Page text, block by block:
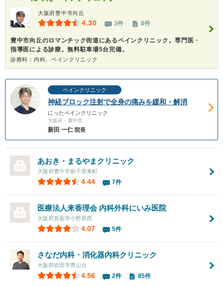
大阪府豊中市向丘
4.30 3件 8件
豊中市向丘のロマンチック街道にあるペインクリニック。専門医・
指導医による診療。無料駐車場5台完備。
診療科：内科、ペインクリニック
ペインクリニック
神経ブロック注射で全身の痛みを緩和・解消
にったペインクリニック
大阪府・豊中市
新田 一仁 院長
あおき・まるやまクリニック
大阪府豊中市新千里東町
4.44 7件
医療法人来香理会 内科外科にいみ医院
大阪府箕面市小野原西
4.07 5件
さなだ内科・消化器内科クリニック
大阪府吹田市青山台
4.56 2件 85件